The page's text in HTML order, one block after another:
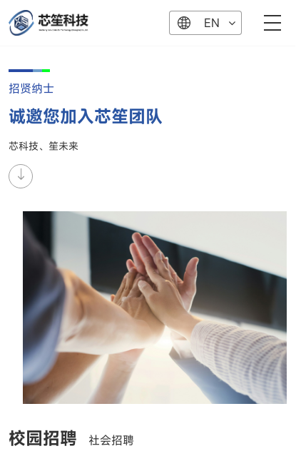
EN
招贤纳士
诚邀您加入芯笙团队
芯科技、笙未来
校园招聘 社会招聘